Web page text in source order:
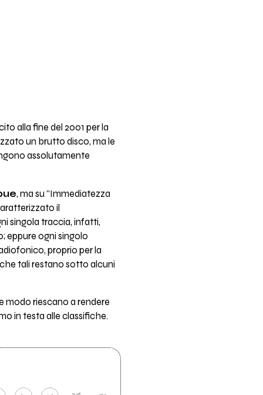
alla fine del 2001 per la
un brutto disco, ma le
assolutamente
, ma su “Immediatezza
il
singola traccia, infatti,
eppure ogni singolo
proprio per la
tali restano sotto alcuni
modo riescano a rendere
in testa alle classifiche.